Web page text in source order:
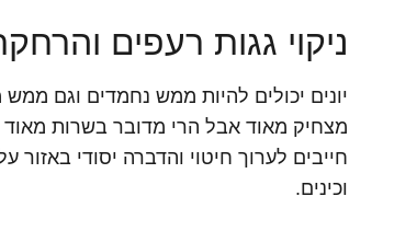
ניקוי גגות רעפים
יונים יכולים להיות ממש נחמדים וגם
מצחיק מאוד אבל הרי מדובר בשרות
חייבים לערוך חיטוי והדברה יסודי
וכינים.